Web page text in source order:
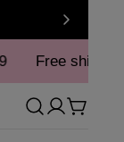
Free